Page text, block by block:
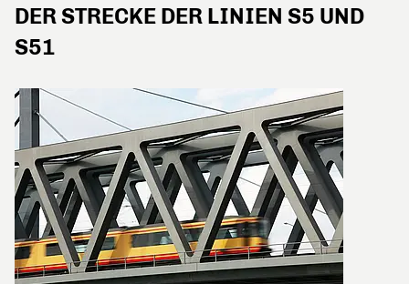
DER STRECKE DER LINIEN S5 UND
S51